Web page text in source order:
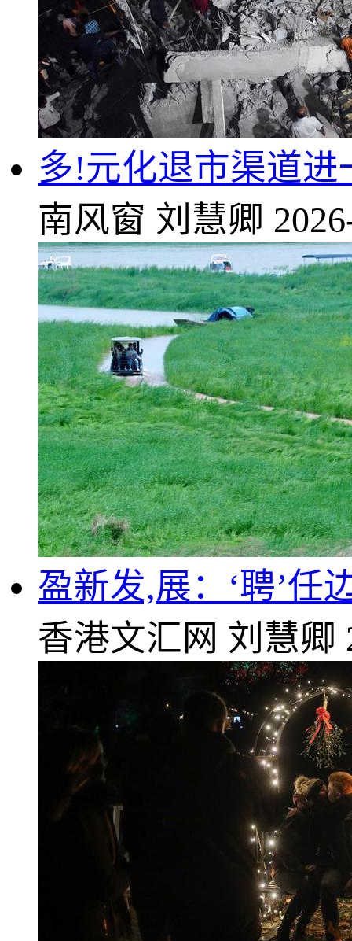
多!元化退市渠道
南风窗 刘慧卿
盈新发,展：‘聘’任
香港文汇网 刘慧卿